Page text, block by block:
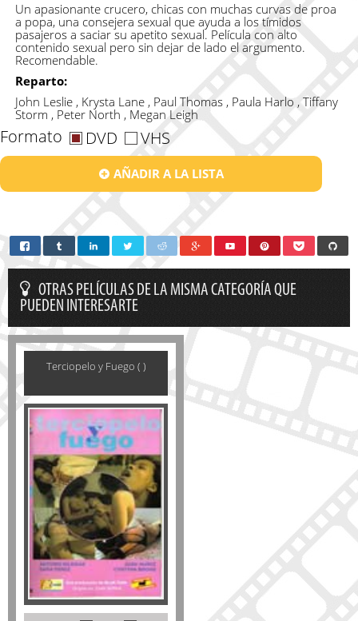
Un apasionante crucero, chicas con muchas curvas de proa
a popa, una consejera sexual que ayuda a los tímidos
pasajeros a saciar su apetito sexual. Película con alto
contenido sexual pero sin dejar de lado el argumento.
Recomendable.
Reparto:
John Leslie , Krysta Lane , Paul Thomas , Paula Harlo , Tiffany
Storm , Peter North , Megan Leigh
Formato DVD VHS
AÑADIR A LA LISTA
OTRAS PELÍCULAS DE LA MISMA CATEGORÍA QUE
PUEDEN INTERESARTE
Terciopelo y Fuego ( )